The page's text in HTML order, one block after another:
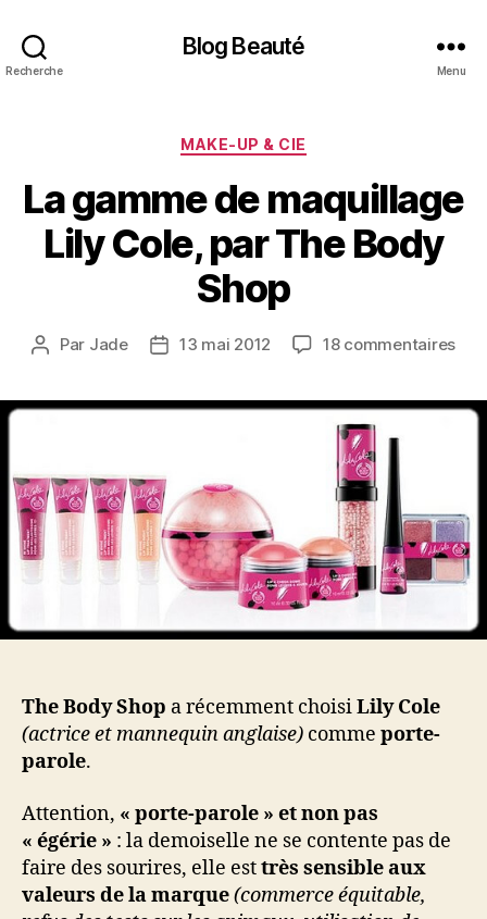
Recherche
Blog Beauté
Menu
Catégories
MAKE-UP & CIE
La gamme de maquillage
Lily Cole, par The Body
Shop
Auteur
Par Jade
Date13 mai 2012 18 commentairessur
de
par
The
The Body Shop a récemment choisiLily Cole
(actrice et mannequin anglaise) comme porte-
parole.
Attention, « porte-parole » et non pas
« égérie » : la demoiselle ne se contente pas de
faire des sourires, elle esttrès sensible aux
valeurs de la marque(commerce équitable,